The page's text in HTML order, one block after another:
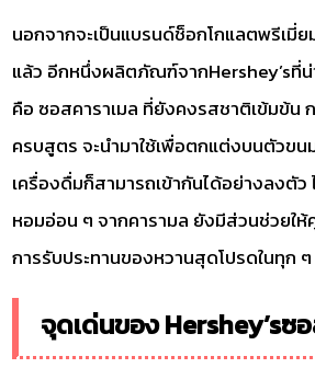
นอกจากจะเป็นแบรนด์ช็อกโกแลตพรีเมี่ย
แล้ว อีกหนึ่งผลิตภัณฑ์จากHershey’sที่
คือ ซอสคาราเมล ที่ยังคงรสชาติเข้มข้น
ครบสูตร จะนำมาใช้เพื่อตกแต่งบนตัวข
เครื่องดื่มก็สามารถเข้ากันได้อย่างลงตัว
หอมอ่อน ๆ จากคารามล ยังมีส่วนช่วยใ
การรับประทานของหวานสุดโปรดในทุก
จุดเด่นของ Hershey’sซ